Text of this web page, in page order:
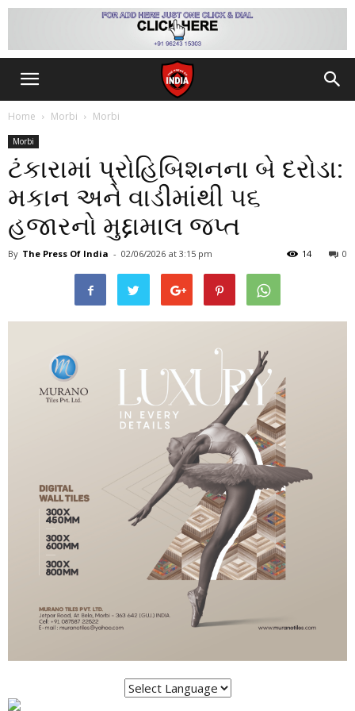
Home Morbi Morbi
Morbi
ટંકારામાં પ્રોહિબિશનના બે દરોડા:
મકાન અને વાડીમાંથી ૫૬
હજારનો મુદ્દામાલ જપ્ત
By The Press Of India - 02/06/2026 at 3:15 pm 0
14